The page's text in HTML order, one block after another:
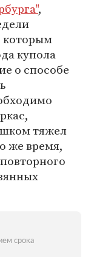
,
которым
купола
о способе
тяжел
же время,
срока